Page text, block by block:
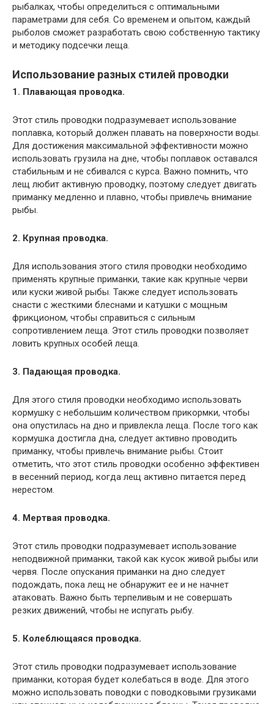
рыбалках, чтобы определиться с оптимальными
параметрами для себя. Со временем и опытом, каждый
рыболов сможет разработать свою собственную тактику
и методику подсечки леща.
Использование разных стилей проводки
1. Плавающая проводка.
Этот стиль проводки подразумевает использование
поплавка, который должен плавать на поверхности воды.
Для достижения максимальной эффективности можно
использовать грузила на дне, чтобы поплавок оставался
стабильным и не сбивался с курса. Важно помнить, что
лещ любит активную проводку, поэтому следует двигать
приманку медленно и плавно, чтобы привлечь внимание
рыбы.
2. Крупная проводка.
Для использования этого стиля проводки необходимо
применять крупные приманки, такие как крупные черви
или куски живой рыбы. Также следует использовать
снасти с жесткими блеснами и катушки с мощным
фрикционом, чтобы справиться с сильным
сопротивлением леща. Этот стиль проводки позволяет
ловить крупных особей леща.
3. Падающая проводка.
Для этого стиля проводки необходимо использовать
кормушку с небольшим количеством прикормки, чтобы
она опустилась на дно и привлекла леща. После того как
кормушка достигла дна, следует активно проводить
приманку, чтобы привлечь внимание рыбы. Стоит
отметить, что этот стиль проводки особенно эффективен
в весенний период, когда лещ активно питается перед
нерестом.
4. Мертвая проводка.
Этот стиль проводки подразумевает использование
неподвижной приманки, такой как кусок живой рыбы или
червя. После опускания приманки на дно следует
подождать, пока лещ не обнаружит ее и не начнет
атаковать. Важно быть терпеливым и не совершать
резких движений, чтобы не испугать рыбу.
5. Колеблющаяся проводка.
Этот стиль проводки подразумевает использование
приманки, которая будет колебаться в воде. Для этого
можно использовать поводки с поводковыми грузиками